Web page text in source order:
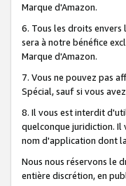
Marque d'Amazon.
6. Tous les droits
sera à notre bénéfice
Marque d'Amazon.
7. Vous ne pouvez pas
Spécial, sauf si vous
8. Il vous est interdit
quelconque juridiction.
nom d'application dont
Nous nous réservons le
entière discrétion, en